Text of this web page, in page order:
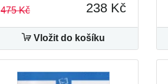
475 Kč 238 Kč
Vložit do košíku